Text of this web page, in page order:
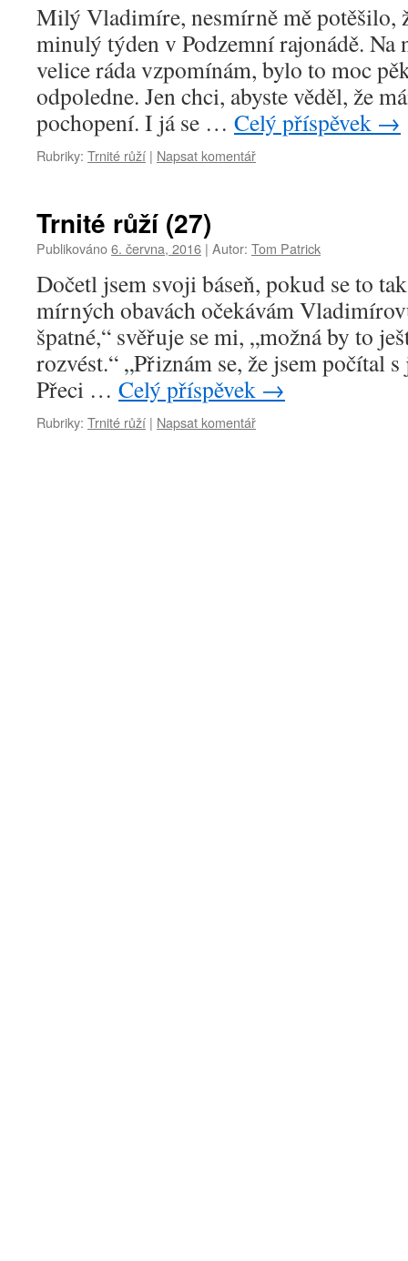
Milý Vladimíre, nesmírně mě potěšilo,
minulý týden v Podzemní rajonádě. Na
velice ráda vzpomínám, bylo to moc
odpoledne. Jen chci, abyste věděl, že
pochopení. I já se … Celý příspěvek →
Rubriky: Trnité růží | Napsat komentář
Trnité růží (27)
Publikováno6. června, 2016 | Autor: Tom Patrick
Dočetl jsem svoji báseň, pokud se to
mírných obavách očekávám
špatné,“ svěřuje se mi, „možná by to
rozvést.“ „Přiznám se, že jsem počítal
Přeci … Celý příspěvek →
Rubriky: Trnité růží | Napsat komentář